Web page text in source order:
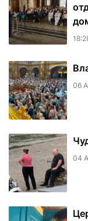
06
04